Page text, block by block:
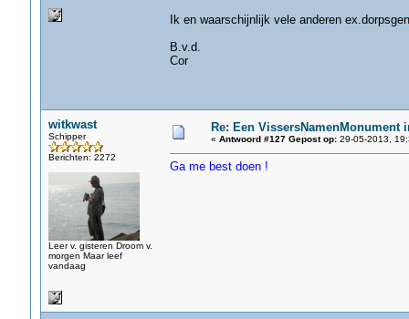
Ik en waarschijnlijk vele anderen
B.v.d.
Cor
witkwast
Schipper
Berichten: 2272
Leer v. gisteren Droom v.
morgen Maar leef
vandaag
Re: Een VissersNamenMonument
« Antwoord #127 Gepost op:29-05-2013,
Ga me best doen !